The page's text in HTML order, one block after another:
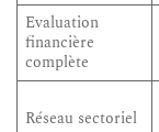
Evaluation
financière
complète
Réseau sectoriel